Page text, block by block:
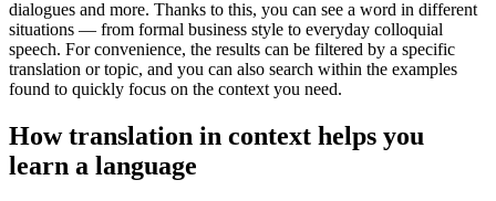
dialogues and more. Thanks to this, you can see a word in different
situations — from formal business style to everyday colloquial
speech. For convenience, the results can be filtered by a specific
translation or topic, and you can also search within the examples
found to quickly focus on the context you need.
How translation in context helps you
learn a language